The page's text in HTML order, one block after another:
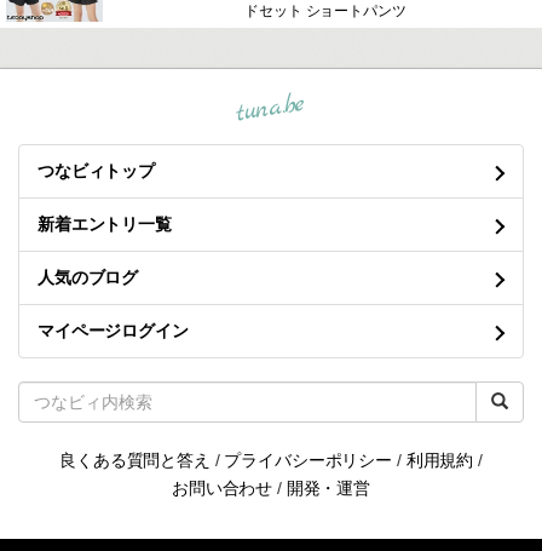
ドセット ショートパンツ
tuna.be
つなビィトップ
新着エントリ一覧
人気のブログ
マイページログイン
良くある質問と答え / プライバシーポリシー / 利用規約 /
お問い合わせ / 開発・運営